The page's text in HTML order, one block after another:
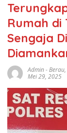
Rumah di
Sengaja
Admin-Berau,
Mei 29, 2025